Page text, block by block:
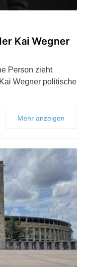
Kai Wegner
Person zieht
Wegner politische
Mehr anzeigen